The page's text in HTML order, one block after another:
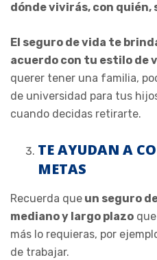
dónde vivirás, con quién,
El seguro de vida te
acuerdo con tu estilo de
querer tener una familia,
de universidad para tus
cuando decidas retirarte.
TE AYUDAN A
METAS
Recuerda que un seguro
mediano y largo plazo
más lo requieras, por
de trabajar.